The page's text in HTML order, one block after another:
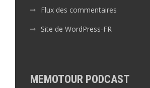
Flux des commentaires
Site de WordPress-FR
MEMOTOUR PODCAST